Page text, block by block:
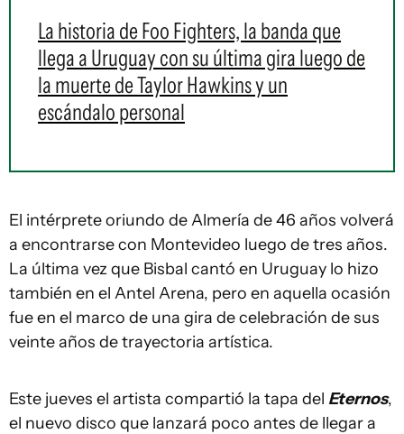
La historia de Foo Fighters, la banda que
llega a Uruguay con su última gira luego de
la muerte de Taylor Hawkins y un
escándalo personal
El intérprete oriundo de Almería de 46 años volverá
a encontrarse con Montevideo luego de tres años.
La última vez que Bisbal cantó en Uruguay lo hizo
también en el Antel Arena, pero en aquella ocasión
fue en el marco de una gira de celebración de sus
veinte años de trayectoria artística.
Este jueves el artista compartió la tapa del Eternos,
el nuevo disco que lanzará poco antes de llegar a